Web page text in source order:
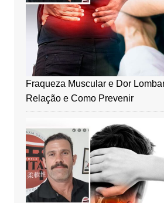
Fraqueza Muscular e Dor
Relação e Como Prevenir